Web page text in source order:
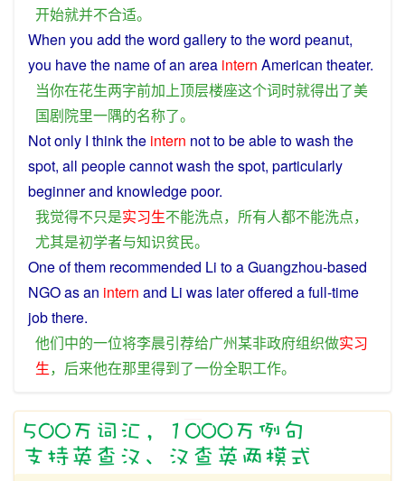
开始就并不合适。
When you add theword gallerytotheword peanut,
you have the nameofan area intern American theater.
当你在花生两字前加上顶层楼座这个词时就得出了美
国剧院里一隅的名称了。
Notonly I thinkthe intern not to be able towash the
spot, all peoplecannotwash thespot, particularly
beginnerand knowledgepoor.
我觉得不只是实习生不能洗点， 所有人都不能洗点，
尤其是初学者与知识贫民。
Oneofthem recommended Li toaGuangzhou-based
NGOasan intern and Li was lateroffered afull-time
jobthere.
他们中的一位将李晨引荐给广州某非政府组织做实习
生， 后来他在那里得到了一份全职工作。